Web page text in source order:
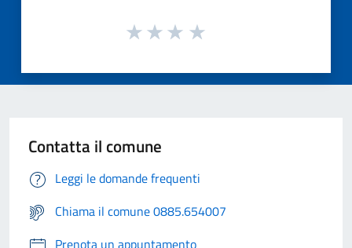
Contatta il comune
Leggi le domande frequenti
Chiama il comune 0885.654007